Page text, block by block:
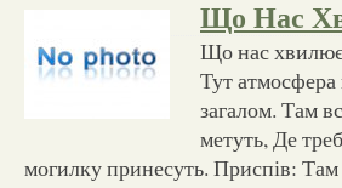
Що Нас
Що нас
Тут
загалом. Там
метуть, Де
могилку принесуть. Приспів: Там